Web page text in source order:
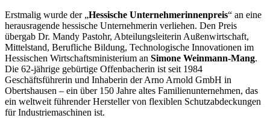
Erstmalig wurde der „Hessische Unternehmerinnenpreis“ an eine
herausragende hessische Unternehmerin verliehen. Den Preis
übergab Dr. Mandy Pastohr, Abteilungsleiterin Außenwirtschaft,
Mittelstand, Berufliche Bildung, Technologische Innovationen im
Hessischen Wirtschaftsministerium an Simone Weinmann-Mang.
Die 62-jährige gebürtige Offenbacherin ist seit 1984
Geschäftsführerin und Inhaberin der Arno Arnold GmbH in
Obertshausen – ein über 150 Jahre altes Familienunternehmen, das
ein weltweit führender Hersteller von flexiblen Schutzabdeckungen
für Industriemaschinen ist.